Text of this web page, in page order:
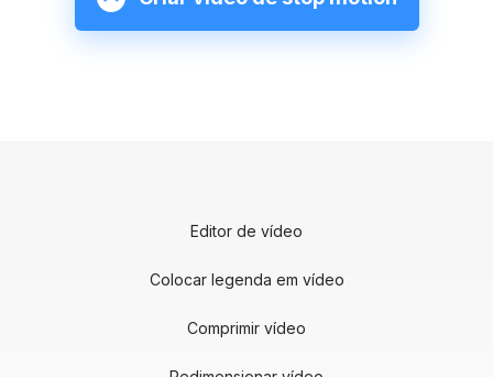
Editor de vídeo
Colocar legenda em vídeo
Comprimir vídeo